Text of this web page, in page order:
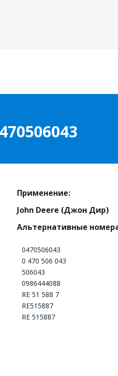
Применение:
John Deere (Джон Дир)
Альтернативные
0470506043
0 470 506 043
506043
0986444088
RE 51 588 7
RE515887
RE 515887